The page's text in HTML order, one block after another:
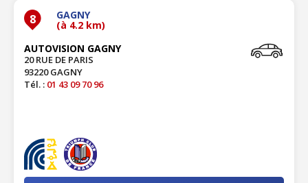
8 GAGNY
(à 4.2 km)
AUTOVISION GAGNY
20 RUE DE PARIS
93220 GAGNY
Tél. : 01 43 09 70 96